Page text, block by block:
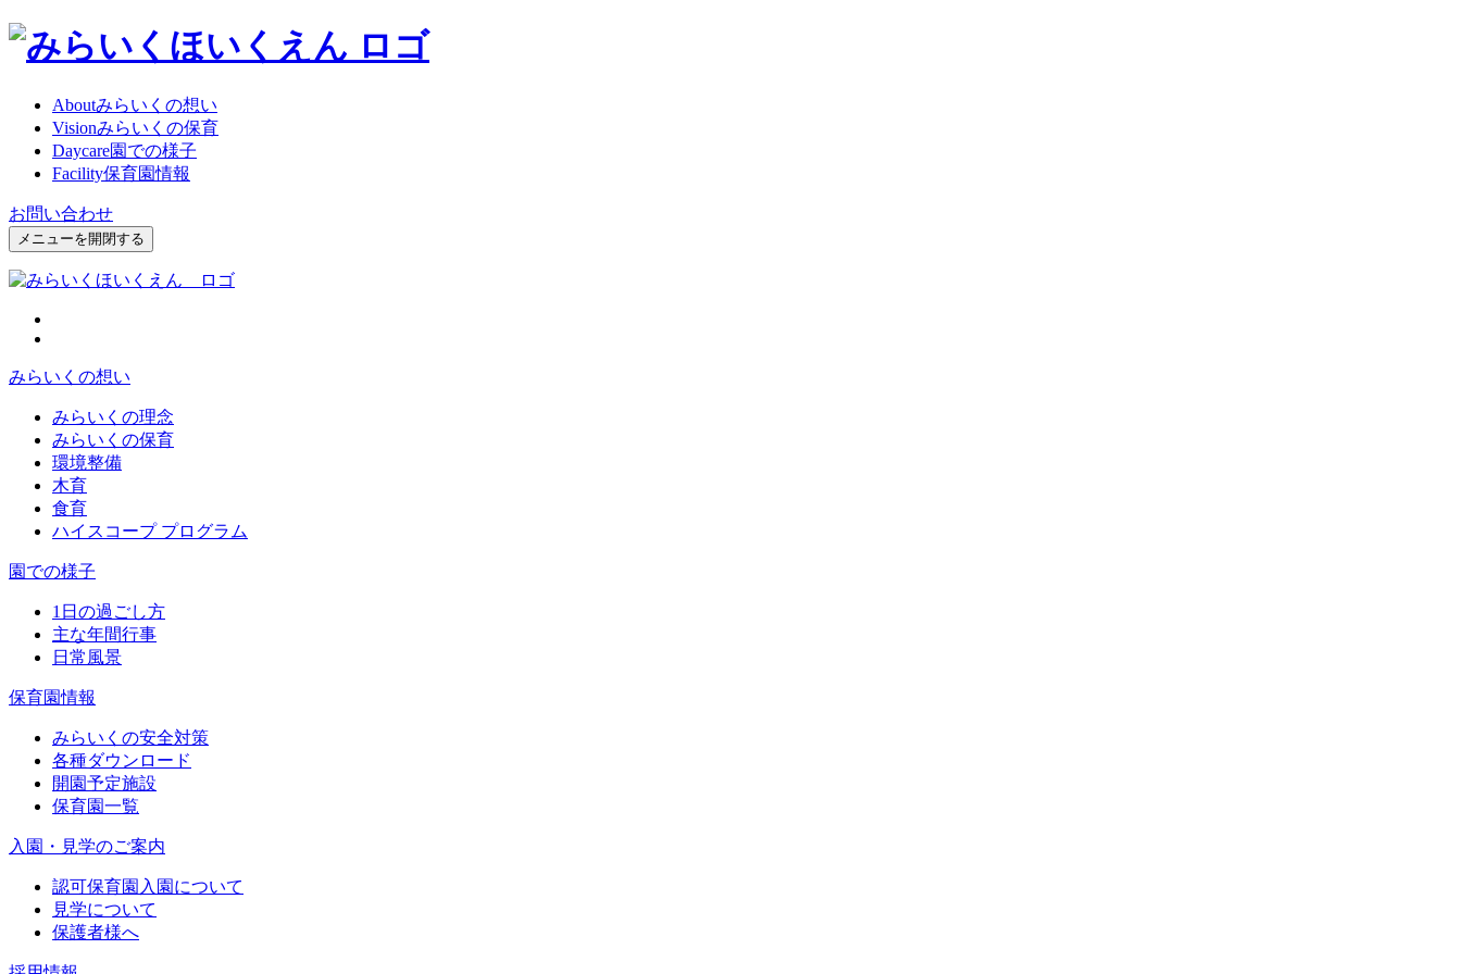
Aboutみらいくの想い
Visionみらいくの保育
Daycare園での様子
Facility保育園情報
お問い合わせ
メニューを開閉する
みらいくの想い
みらいくの理念
みらいくの保育
環境整備
木育
食育
ハイスコープ プログラム
園での様子
1日の過ごし方
主な年間行事
日常風景
保育園情報
みらいくの安全対策
各種ダウンロード
開園予定施設
保育園一覧
入園・見学のご案内
認可保育園入園について
見学について
保護者様へ